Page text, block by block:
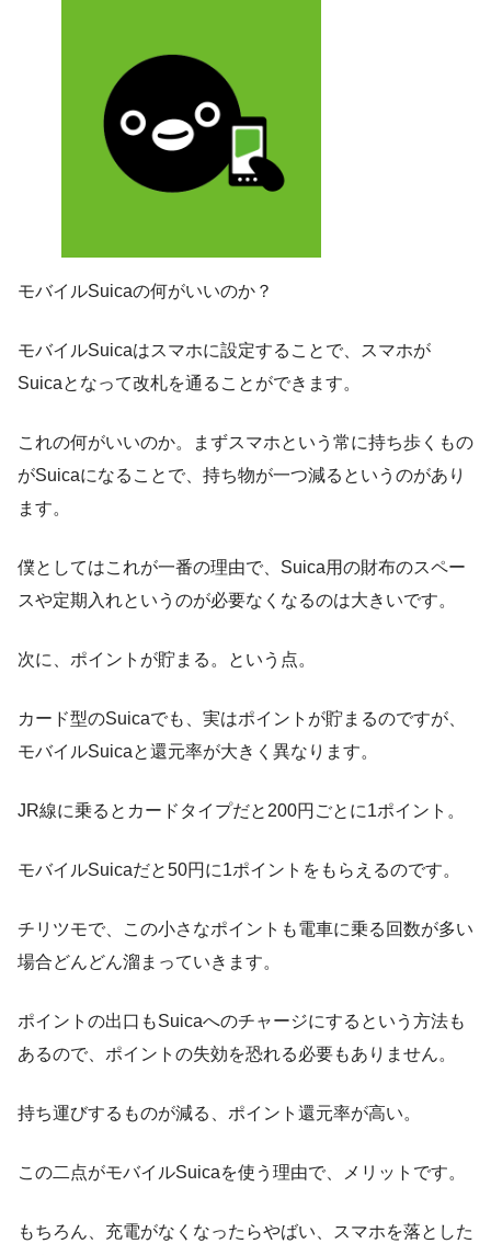
モバイルSuicaの何がいいのか？
モバイルSuicaはスマホに設定することで、スマホが
Suicaとなって改札を通ることができます。
これの何がいいのか。まずスマホという常に持ち歩くもの
がSuicaになることで、持ち物が一つ減るというのがあり
ます。
僕としてはこれが一番の理由で、Suica用の財布のスペー
スや定期入れというのが必要なくなるのは大きいです。
次に、ポイントが貯まる。という点。
カード型のSuicaでも、実はポイントが貯まるのですが、
モバイルSuicaと還元率が大きく異なります。
JR線に乗るとカードタイプだと200円ごとに1ポイント。
モバイルSuicaだと50円に1ポイントをもらえるのです。
チリツモで、この小さなポイントも電車に乗る回数が多い
場合どんどん溜まっていきます。
ポイントの出口もSuicaへのチャージにするという方法も
あるので、ポイントの失効を恐れる必要もありません。
持ち運びするものが減る、ポイント還元率が高い。
この二点がモバイルSuicaを使う理由で、メリットです。
もちろん、充電がなくなったらやばい、スマホを落とした